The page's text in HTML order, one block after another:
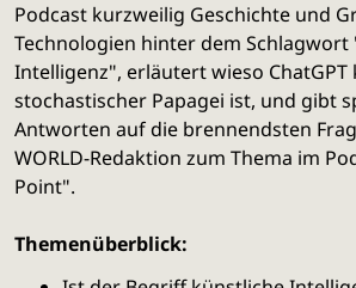
Podcast kurzweilig Geschichte und
Technologien hinter dem Schlagwort
Intelligenz", erläutert wieso ChatGPT
stochastischer Papagei ist, und gibt
Antworten auf die brennendsten
WORLD-Redaktion zum Thema im
Point".
Themenüberblick: